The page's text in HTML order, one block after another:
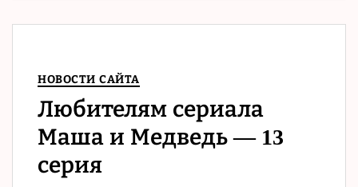
НОВОСТИ САЙТА
Любителям сериала
Маша и Медведь — 13
серия